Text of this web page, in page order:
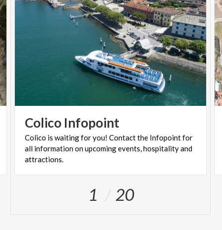
Colico Infopoint
Colico is waiting for you! Contact the Infopoint for
all information on upcoming events, hospitality and
attractions.
1 20